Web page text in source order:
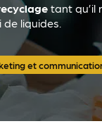
tant qu’il
liquides.
et